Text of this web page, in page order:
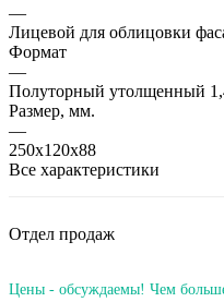
—
Лицевой для облицовки
Формат
—
Полуторный утолщенный
Размер, мм.
—
250х120х88
Все характеристики
Отдел продаж
Цены - обсуждаемы! Чем